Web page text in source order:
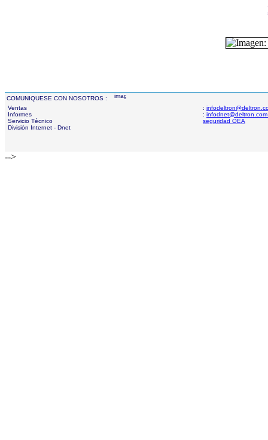
COMUNIQUESE CON NOSOTROS :
Ventas
Informes
Servicio Técnico
División Internet - Dnet
:
:
seguridad OEA
-->